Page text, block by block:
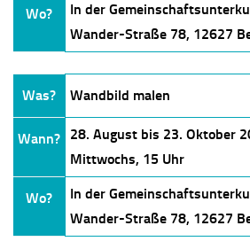
Wo?
In der
Wander-Straße 78, 12627
Was? Wandbild malen
Wann?
28. August bis 23. Oktober
Mittwochs, 15 Uhr
Wo?
In der
Wander-Straße 78, 12627